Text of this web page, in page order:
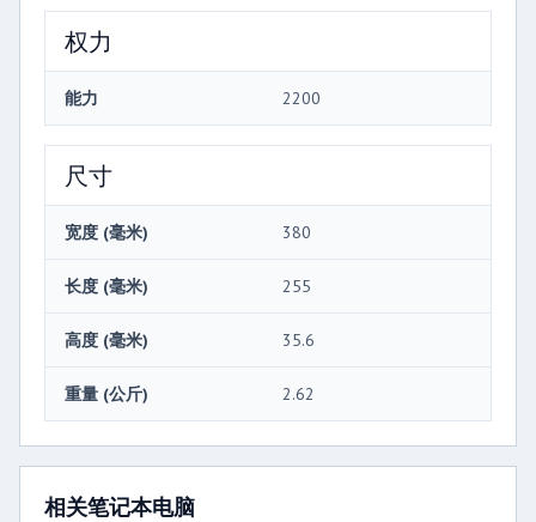
权力
能力 2200
尺寸
宽度 (毫米) 380
长度 (毫米) 255
高度 (毫米) 35.6
重量 (公斤) 2.62
相关笔记本电脑